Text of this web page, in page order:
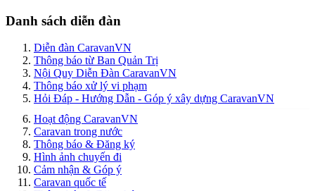
Danh sách diễn đàn
Diễn đàn CaravanVN
Thông báo từ Ban Quản Trị
Nội Quy Diễn Đàn CaravanVN
Thông báo xử lý vi phạm
Hỏi Đáp - Hướng Dẫn - Góp ý xây dựng CaravanVN
Hoạt động CaravanVN
Caravan trong nước
Thông báo & Đăng ký
Hình ảnh chuyến đi
Cảm nhận & Góp ý
Caravan quốc tế